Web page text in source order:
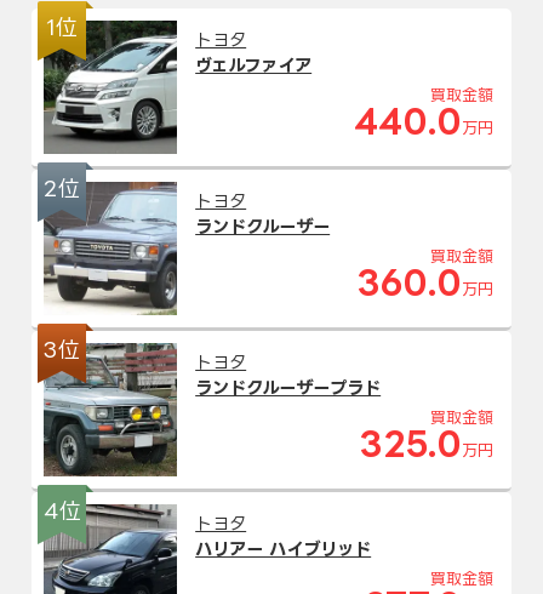
1位
トヨタ
ヴェルファイア
買取金額
440.0 万円
2位
トヨタ
ランドクルーザー
買取金額
360.0 万円
3位
トヨタ
ランドクルーザープラド
買取金額
325.0 万円
4位
トヨタ
ハリアー ハイブリッド
買取金額